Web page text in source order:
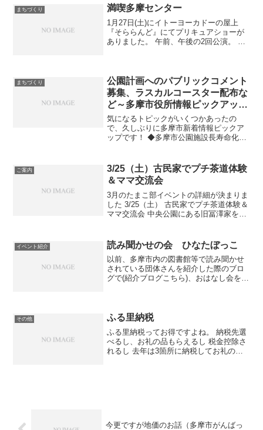
す。 バルーンは痛いという前評判にびび
ってましたが、違和感程...
まちづくり 満喫多摩センター
1月27日(土)にイトーヨーカドーの屋上
『そららんど』にてプリキュアショーが
ありました。 午前、午後の2回公演。 う
当)...
まちづくり
公園計画へのパブリックコメント
募集、ラスカルコースター配布な
ど～多摩市役所情報ピックアップ
～
気になるトピックがいくつかあったの
で、久しぶりに多摩市新着情報ピックア
ップです！ ◆多摩市公園施設長寿命化計
市民の声を集めています。明日締切です
（T_T） 公園の多い...
ご案内
3/25（土）古民家でプチ茶道体験
＆ママ交流会
3月のたまこ部イベントの詳細が決まりま
した 3/25（土） 古民家でプチ茶道体験＆
ママ交流会 中央公園にある旧冨澤家をご
部屋を貸し切って、茶道体験とママ交流
会を兼ね...
イベント紹介 読み聞かせの会 ひなたぼっこ
以前、多摩市内の図書館等で読み聞かせ
されている団体さんを紹介した際のブロ
グで(紹介ブログこちら)、おはなし会を一
っこ』を結成。由来...
その他 ふる里納税
ふる里納税ってお得ですよね。 納税先選
べるし、お礼の品もらえるし 税金控除さ
れるし 去年は3箇所に納税してお礼の品
今更ですが地価のお話（多摩市がんばっ